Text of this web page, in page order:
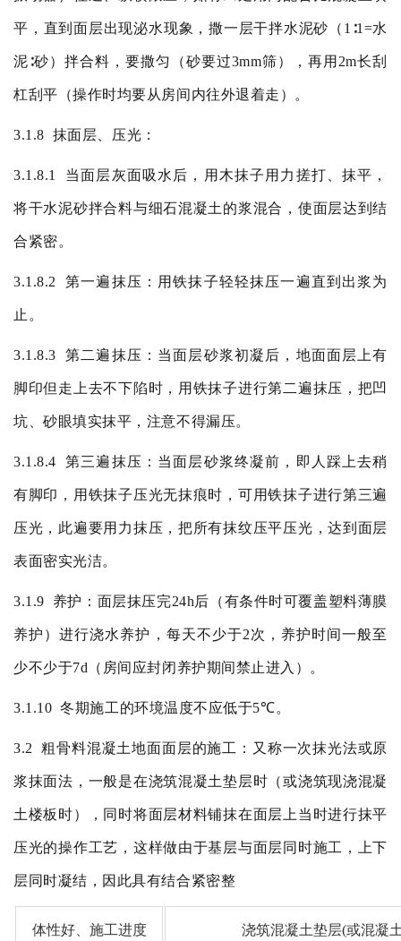
平，直到面层出现泌水现象，撒一层干拌水泥砂（ 1 ∶1=水
泥 ∶砂）拌合料，要撒匀（砂要过3mm筛），再用 2m长刮
杠刮平（操作时均要从房间内往外退着走）。
3.1.8 抹面层、压光：
3.1.8.1 当面层灰面吸水后，用木抹子用力搓打、抹平，
将干水泥砂拌合料与细石混凝土的浆混合，使面层达到结
合紧密。
3.1.8.2第一遍抹压：用铁抹子轻轻抹压一遍直到出浆为
止。
3.1.8.3第二遍抹压：当面层砂浆初凝后，地面面层上有
脚印但走上去不下陷时，用铁抹子进行第二遍抹压，把凹
坑、砂眼填实抹平，注意不得漏压。
3.1.8.4第三遍抹压：当面层砂浆终凝前，即人踩上去稍
有脚印，用铁抹子压光无抹痕时，可用铁抹子进行第三遍
压光，此遍要用力抹压，把所有抹纹压平压光，达到面层
表面密实光洁。
3.1.9 养护：面层抹压完24h后（有条件时可覆盖塑料薄膜
养护）进行浇水养护，每天不少于2次，养护时间一般至
少不少于7d （房间应封闭养护期间禁止进入）。
3.1.10冬期施工的环境温度不应低于5℃。
3.2粗骨料混凝土地面面层的施工：又称一次抹光法或原
浆抹面法，一般是在浇筑混凝土垫层时（或浇筑现浇混凝
土楼板时），同时将面层材料铺抹在面层上当时进行抹平
压光的操作工艺，这样做由于基层与面层同时施工，上下
层同时凝结， 因此具有结合紧密整
体性好、施工进度 浇筑混凝土垫层(或混凝